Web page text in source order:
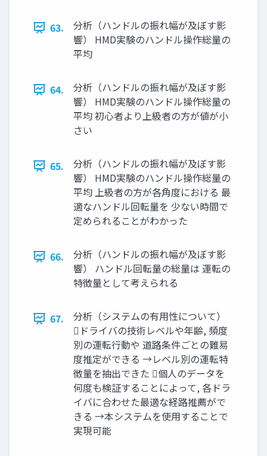
63.
分析（ハンドルの振れ幅が及ぼす影
響） HMD実験のハンドル操作総量の
平均
64.
分析（ハンドルの振れ幅が及ぼす影
響） HMD実験のハンドル操作総量の
平均 初心者より上級者の方が値が小
さい
65.
分析（ハンドルの振れ幅が及ぼす影
響） HMD実験のハンドル操作総量の
平均 上級者の方が各角度における 最
適なハンドル回転量を 少ない時間で
定められることがわかった
66.
分析（ハンドルの振れ幅が及ぼす影
響） ハンドル回転量の総量は 運転の
特徴量として考えられる
67.
分析（システムの有用性について）
ドライバの技術レベルや年齢, 頻度
別の運転行動や 道路条件ごとの難易
度推定ができる →レベル別の運転特
徴量を抽出できた 個人のデータを
何度も検証することによって, 各ドラ
イバに合わせた最適な経路推薦がで
きる →本システムを使用することで
実現可能